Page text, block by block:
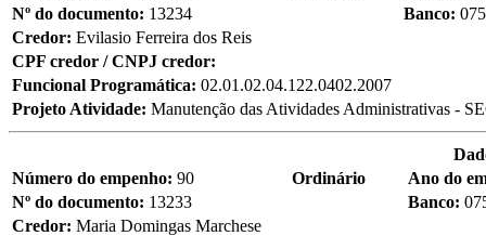
Nº do documento: 13234 Banco:
Credor: Evilasio Ferreira dos Reis
CPF credor / CNPJ credor:
Funcional Programática: 02.01.02.04.122.0402.2007
Projeto Atividade: Manutenção das Atividades Administrativas -
Número do empenho: 90 Ordinário
Ano do
Nº do documento: 13233 Banco:
Credor: Maria Domingas Marchese